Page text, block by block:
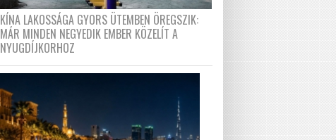
KÍNA LAKOSSÁGA GYORS ÜTEMBEN ÖREGSZIK:
MÁR MINDEN NEGYEDIK EMBER KÖZELÍT A
NYUGDÍJKORHOZ